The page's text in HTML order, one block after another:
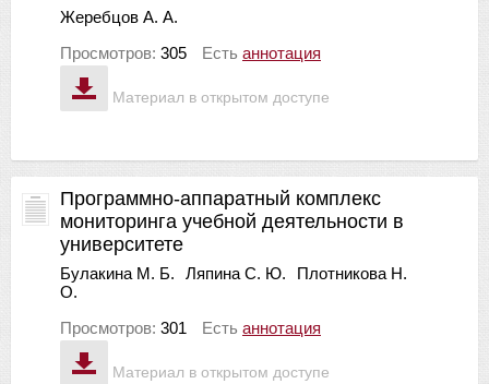
Материал в открытом доступе
Жеребцов А. A.
Просмотров: 305 Есть аннотация
Материал в открытом доступе
Программно-аппаратный комплекс
мониторинга учебной деятельности в
университете
Булакина М. Б. Ляпина С. Ю.
Плотникова Н.
О.
Просмотров: 301 Есть аннотация